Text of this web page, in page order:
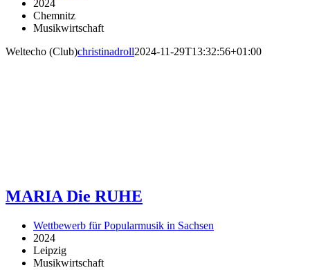
2024
Chemnitz
Musikwirtschaft
Weltecho (Club)christinadroll2024-11-29T13:32:56+01:00
MARIA Die RUHE
Wettbewerb für Popularmusik in Sachsen
2024
Leipzig
Musikwirtschaft